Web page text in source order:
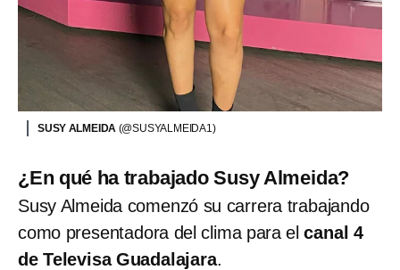
SUSY ALMEIDA (@SUSYALMEIDA1)
¿En qué ha trabajado Susy Almeida?
Susy Almeida comenzó su carrera trabajando
como presentadora del clima para elcanal 4
de Televisa Guadalajara.